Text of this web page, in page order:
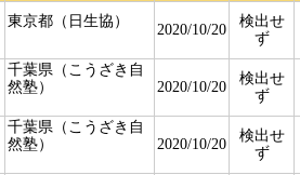
東京都（日生協）
2020/10/20
検出せ
ず
千葉県（こうざき自
然塾）
2020/10/20
検出せ
ず
千葉県（こうざき自
然塾）
2020/10/20
検出せ
ず